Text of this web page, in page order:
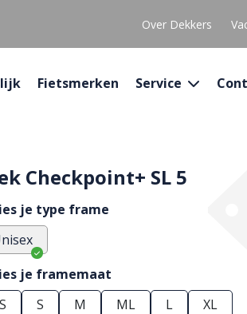
Over Dekkers
Fietsmerken Service
Checkpoint+ SL 5
je type frame
je framemaat
S M ML L
XL